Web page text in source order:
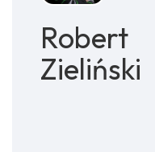
Robert
Zieliński